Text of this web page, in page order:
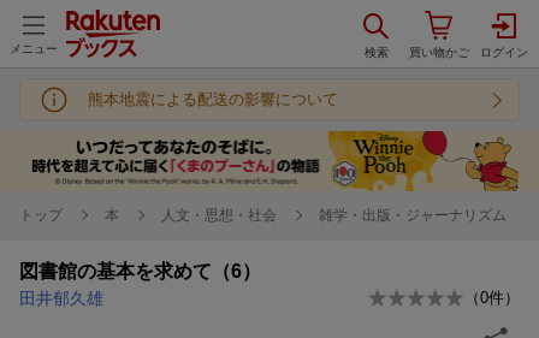
メニュー
熊本地震による配送の影響について
トップ 本 人文・思想・社会 雑学・出版・ジャーナリズム
図書館の基本を求めて（6）
田井郁久雄 （0件）